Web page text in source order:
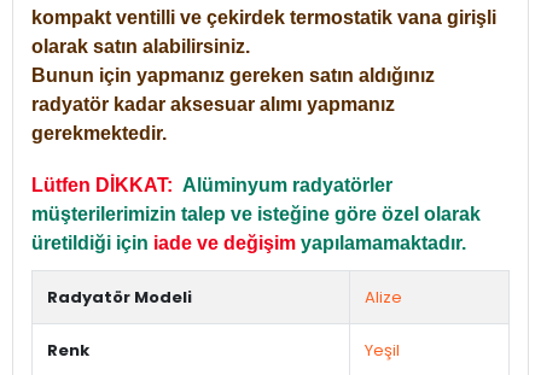
kompakt ventilli ve çekirdek termostatik vana girişli
olarak satın alabilirsiniz.
Bunun için yapmanız gereken satın aldığınız
radyatör kadar aksesuar alımı yapmanız
gerekmektedir.
Lütfen DİKKAT: Alüminyum radyatörler
müşterilerimizin talep ve isteğine göre özel olarak
üretildiği için iade ve değişim yapılamamaktadır.
Radyatör Modeli Alize
Renk Yeşil